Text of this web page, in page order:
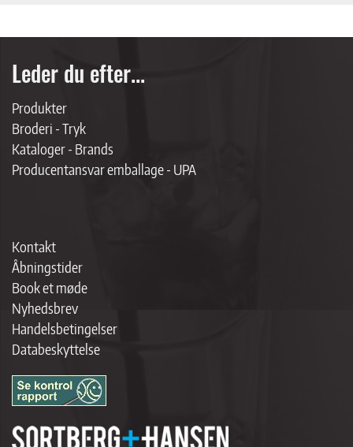
Leder du efter...
Produkter
Broderi - Tryk
Kataloger - Brands
Producentansvar emballage - UPA
Kontakt
Åbningstider
Book et møde
Nyhedsbrev
Handelsbetingelser
Databeskyttelse